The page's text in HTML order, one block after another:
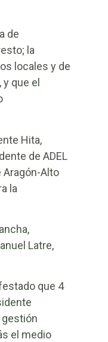
de
la
locales y de
que el
Hita,
de ADEL
Aragón-Alto
la
Latre,
que 4
gestión
el medio